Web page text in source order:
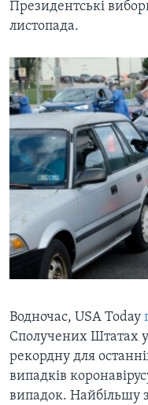
Президентські
листопада.
Водночас, USA Today
Сполучених Штатах
рекордну для
випадків
випадок. Найбільшу